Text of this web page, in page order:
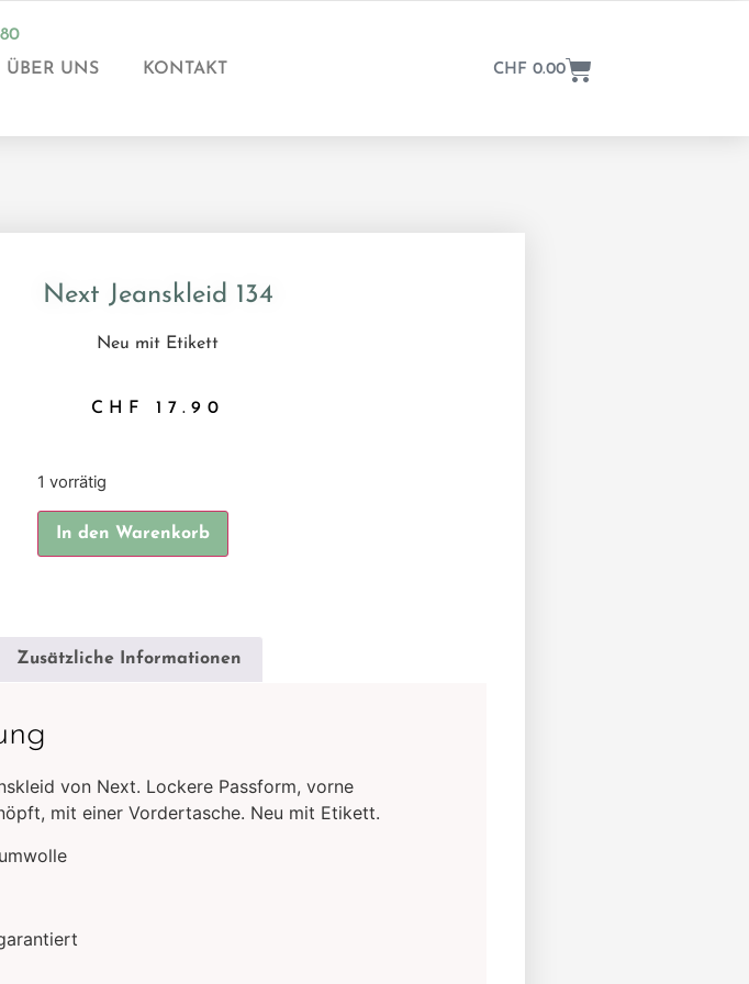
ÜBER UNS KONTAKT CHF 0.00
Next Jeanskleid 134
Neu mit Etikett
CHF 17.90
1 vorrätig
In den Warenkorb
Zusätzliche Informationen
von Next. Lockere Passform, vorne
mit einer Vordertasche. Neu mit Etikett.